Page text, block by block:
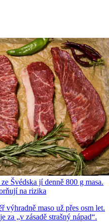
Švédska jí denně 800 g masa.
na rizika
výhradně maso už přes osm let.
za „v zásadě strašný nápad“.